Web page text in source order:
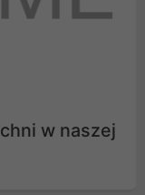
w naszej